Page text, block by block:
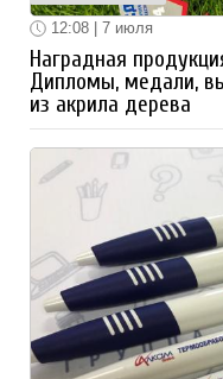
12:08 | 7 июля
Наградная
Дипломы, медали,
из акрила дерева